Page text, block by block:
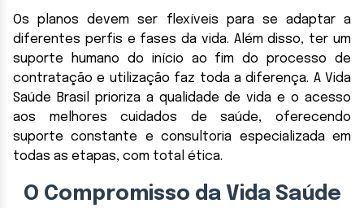
Os planos devem ser flexíveis para se adaptar a
diferentes perfis e fases da vida. Além disso, ter um
suporte humano do início ao fim do processo de
contratação e utilização faz toda a diferença. A Vida
Saúde Brasil prioriza a qualidade de vida e o acesso
aos melhores cuidados de saúde, oferecendo
suporte constante e consultoria especializada em
todas as etapas, com total ética.
O Compromisso da Vida Saúde